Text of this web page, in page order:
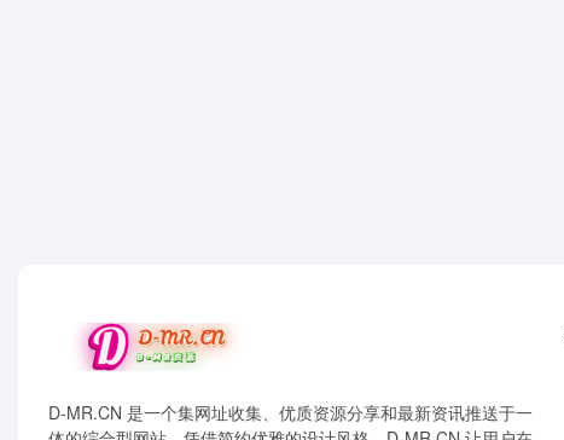
D-MR.CN 是一个集网址收集、优质资源分享和最新资讯推送于一